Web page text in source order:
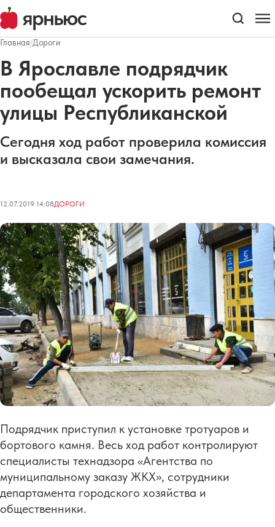
Главная/Дороги
В Ярославле подрядчик
пообещал ускорить ремонт
улицы Республиканской
Сегодня ход работ проверила комиссия
и высказала свои замечания.
12.07.2019 14:08ДОРОГИ
Подрядчик приступил к установке тротуаров и
бортового камня. Весь ход работ контролируют
специалисты технадзора «Агентства по
муниципальному заказу ЖКХ», сотрудники
департамента городского хозяйства и
общественники.